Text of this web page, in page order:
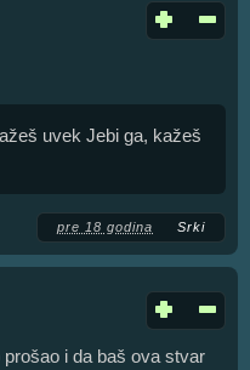
uvek Jebi ga, kažeš
pre 18 godina Srki
i da baš ova stvar